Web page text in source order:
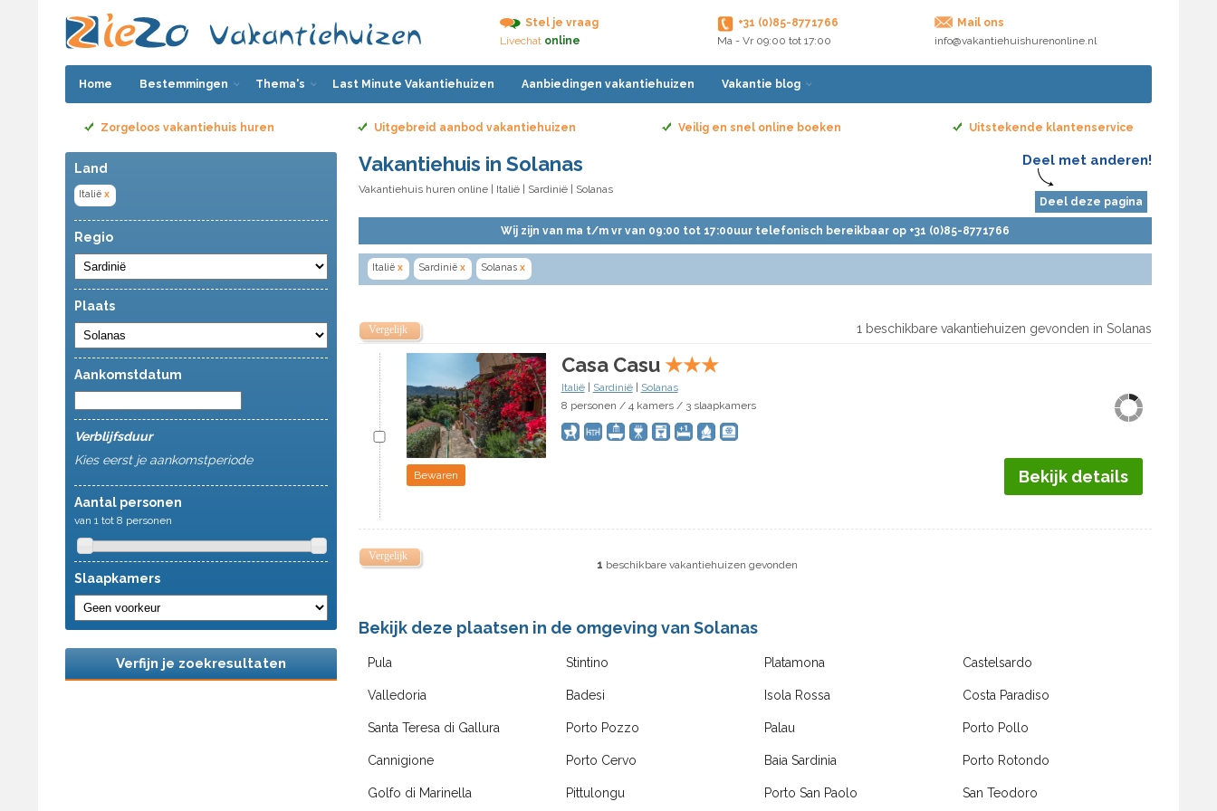
Stel je vraag
Livechat online
+31 (0)85-8771766
Ma - Vr 09:00 tot 17:00
Mail ons
info@vakantiehuishurenonline.nl
Home Bestemmingen Thema's Last Minute Vakantiehuizen Aanbiedingen vakantiehuizen Vakantie blog
Zorgeloos vakantiehuis huren Uitgebreid aanbod vakantiehuizen Veilig en snel online boeken Uitstekende klantenservice
Land
Italië x
Regio
Plaats
Aankomstdatum
Verblijfsduur
Kies eerst je aankomstperiode
Aantal personen
van 1 tot 8 personen
Slaapkamers
Verfijn je zoekresultaten
Deel met anderen!
Deel deze pagina
Vakantiehuis in Solanas
Vakantiehuis huren online Italië Sardinië | Solanas
Wij zijn van ma t/m vr van 09:00 tot 17:00uur telefonisch bereikbaar op +31 (0)85-8771766
Italië x Sardinië x Solanas x
1 beschikbare vakantiehuizen gevonden in Solanas
Vergelijk
Casa Casu ★★★
Italië| Sardinië|
Solanas
8 personen / 4 kamers / 3 slaapkamers
Bewaren Bekijk details
1 beschikbare vakantiehuizen gevonden
Vergelijk
Bekijk deze plaatsen in de omgeving van Solanas
Pula Stintino Platamona Castelsardo
Valledoria Badesi Isola Rossa Costa Paradiso
Santa Teresa di Gallura Porto Pozzo Palau Porto Pollo
Cannigione Porto Cervo Baia Sardinia Porto Rotondo
Golfo di Marinella Pittulongu Porto San Paolo San Teodoro